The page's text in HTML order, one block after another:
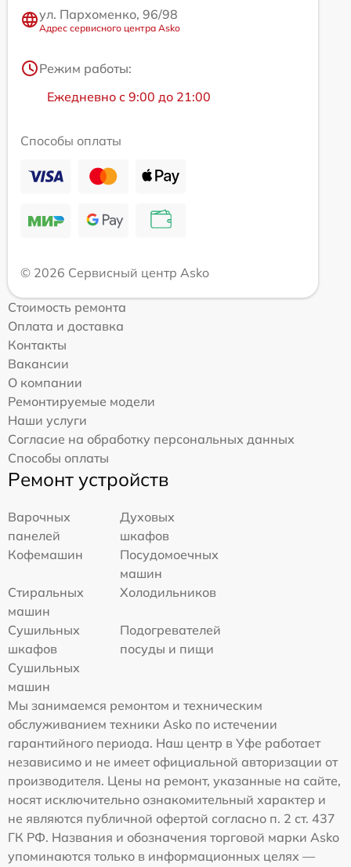
ул. Пархоменко, 96/98
Адрес сервисного центра Asko
Режим работы:
Ежедневно с 9:00 до 21:00
Способы оплаты
© 2026 Сервисный центр Asko
Стоимость ремонта
Оплата и доставка
Контакты
Вакансии
О компании
Ремонтируемые модели
Наши услуги
Согласие на обработку персональных данных
Способы оплаты
Ремонт устройств
Варочных
панелей
Духовых
шкафов
Кофемашин
Посудомоечных
машин
Стиральных
машин
Холодильников
Сушильных
шкафов
Подогревателей
посуды и пищи
Сушильных
машин
Мы занимаемся ремонтом и техническим
обслуживанием техники Asko по истечении
гарантийного периода. Наш центр в Уфе работает
независимо и не имеет официальной авторизации от
производителя. Цены на ремонт, указанные на сайте,
носят исключительно ознакомительный характер и
не являются публичной офертой согласно п. 2 ст. 437
ГК РФ. Названия и обозначения торговой марки Asko
упоминаются только в информационных целях —